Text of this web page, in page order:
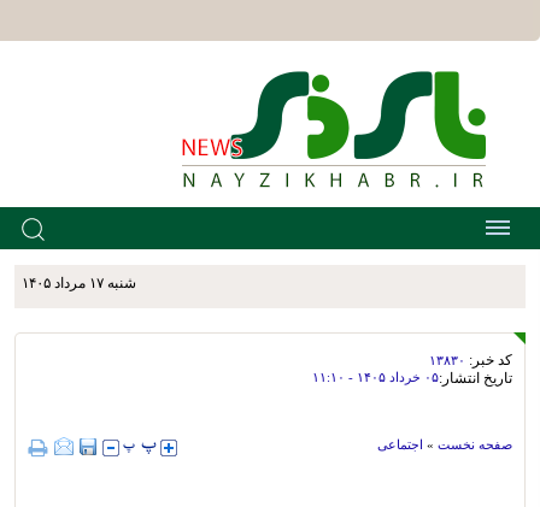
شنبه ۱۷ مرداد ۱۴۰۵
کد خبر: ۱۳۸۳۰
تاریخ انتشار:۰۵ خرداد ۱۴۰۵ - ۱۱:۱۰
صفحه نخست » اجتماعی